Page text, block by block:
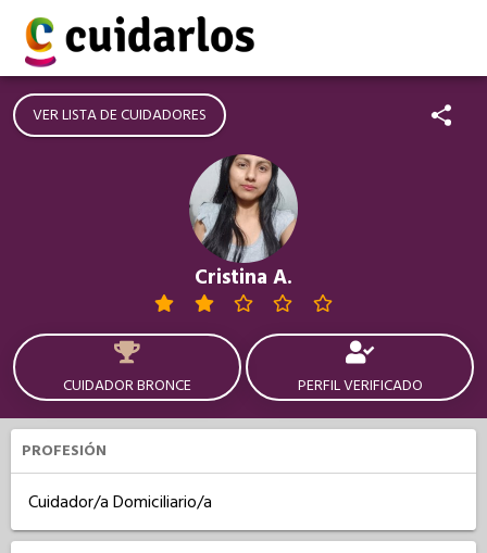
VER LISTA DE CUIDADORES
Cristina A.
CUIDADOR BRONCE PERFIL VERIFICADO
PROFESIÓN
Cuidador/a Domiciliario/a